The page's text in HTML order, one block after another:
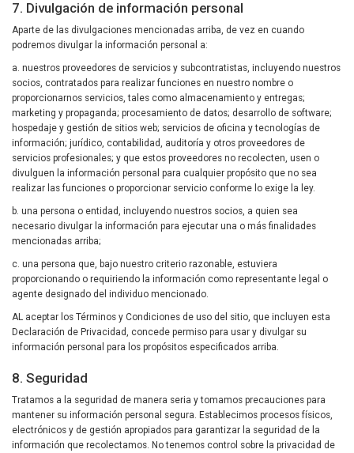
7. Divulgación de información personal
Aparte de las divulgaciones mencionadas arriba, de vez en cuando
podremos divulgar la información personal a:
a. nuestros proveedores de servicios y subcontratistas, incluyendo nuestros
socios, contratados para realizar funciones en nuestro nombre o
proporcionarnos servicios, tales como almacenamiento y entregas;
marketing y propaganda; procesamiento de datos; desarrollo de software;
hospedaje y gestión de sitios web; servicios de oficina y tecnologías de
información; jurídico, contabilidad, auditoría y otros proveedores de
servicios profesionales; y que estos proveedores no recolecten, usen o
divulguen la información personal para cualquier propósito que no sea
realizar las funciones o proporcionar servicio conforme lo exige la ley.
b. una persona o entidad, incluyendo nuestros socios, a quien sea
necesario divulgar la información para ejecutar una o más finalidades
mencionadas arriba;
c. una persona que, bajo nuestro criterio razonable, estuviera
proporcionando o requiriendo la información como representante legal o
agente designado del individuo mencionado.
AL aceptar los Términos y Condiciones de uso del sitio, que incluyen esta
Declaración de Privacidad, concede permiso para usar y divulgar su
información personal para los propósitos especificados arriba.
8. Seguridad
Tratamos a la seguridad de manera seria y tomamos precauciones para
mantener su información personal segura. Establecimos procesos físicos,
electrónicos y de gestión apropiados para garantizar la seguridad de la
información que recolectamos. No tenemos control sobre la privacidad de